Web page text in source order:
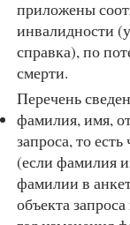
приложены
инвалидности
справка), по
смерти.
Перечень
фамилия, имя,
запроса, то
(если фамилия
фамилии в
объекта